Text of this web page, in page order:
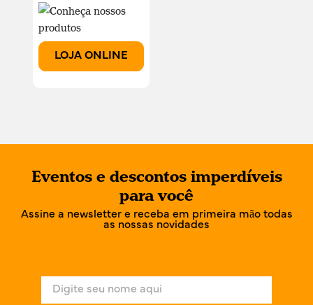
LOJA ONLINE
Eventos e descontos imperdíveis
para você
Assine a newsletter e receba em primeira mão todas
as nossas novidades